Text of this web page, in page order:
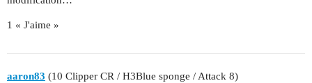
1 « J'aime »
aaron83 (10 Clipper CR / H3Blue sponge / Attack 8)